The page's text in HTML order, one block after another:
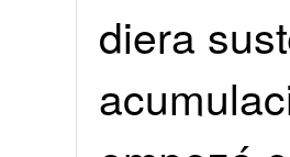
diera